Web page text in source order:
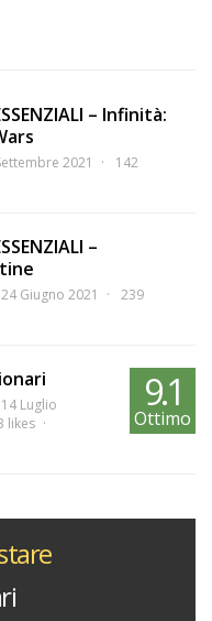
– Infinità:
2021
142
–
24 Giugno 2021
239
14 Luglio
likes
9.1
Ottimo